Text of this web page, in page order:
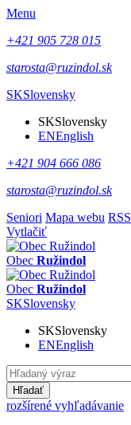
Menu
+421 905 728 015
starosta@ruzindol.sk
SKSlovensky
SKSlovensky
ENEnglish
+421 904 666 086
starosta@ruzindol.sk
Seniori Mapa webu RSS
Vytlačiť
Obec Ružindol
Obec Ružindol
SKSlovensky
SKSlovensky
ENEnglish
Hľadať
rozšírené vyhľadávanie